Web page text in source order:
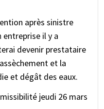
après sinistre
entreprise il y a
devenir prestataire
et la
et dégât des eaux.
jeudi 26 mars